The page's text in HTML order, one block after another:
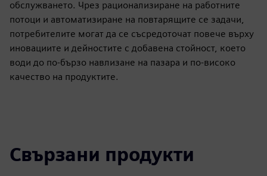
възможностите за инженерна автоматизация, което
допълнително подобрява техните функционалности и
предимства за потребителите на различни етапи от
жизнения цикъл на продукта.
Интегрирането на възможностите за инженерна
потоци и автоматизиране на повтарящите се задачи,